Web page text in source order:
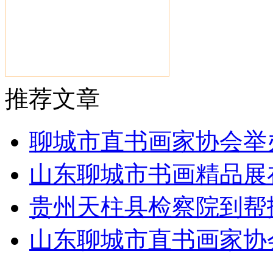
推荐文章
聊城市直书画家协会
山东聊城市书画精品
贵州天柱县检察院到
山东聊城市直书画家